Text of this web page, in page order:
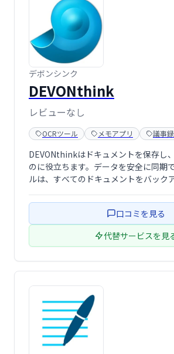
デボンシンク
DEVONthink
レビューなし
OCRツール メモアプリ 議事
DEVONthinkはドキュメントを保存し
のに役立ちます。データを安全に同期
ルは、すべてのドキュメントをバック
口コミを見る
代替サービスを見